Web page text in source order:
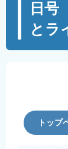
す
日号
とラ
トップ